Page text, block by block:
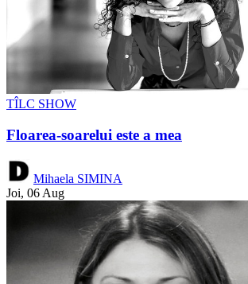
TÎLC SHOW
Floarea-soarelui este a mea
Mihaela SIMINA
Joi, 06 Aug